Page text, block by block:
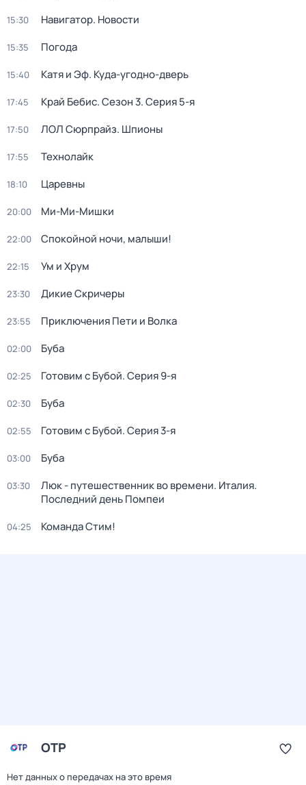
15:30 Навигатор. Новости
15:35 Погода
15:40 Катя и Эф. Куда-угодно-дверь
17:45 Край Бебис. Сезон 3. Серия 5-я
17:50 ЛОЛ Сюрпрайз. Шпионы
17:55 Технолайк
18:10 Царевны
20:00 Ми-Ми-Мишки
22:00 Спокойной ночи, малыши!
22:15 Ум и Хрум
23:30 Дикие Скричеры
23:55 Приключения Пети и Волка
02:00 Буба
02:25 Готовим с Бубой. Серия 9-я
02:30 Буба
02:55 Готовим с Бубой. Серия 3-я
03:00 Буба
03:30
Люк - путешественник во времени. Италия.
Последний день Помпеи
04:25 Команда Стим!
ОТР
Нет данных о передачах на это время